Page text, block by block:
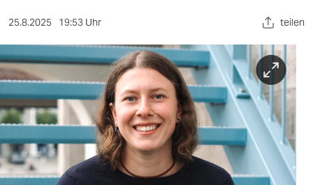
sport
berlin
nord
wahrheit
verlag
25.8.2025 19:53 Uhr teilen